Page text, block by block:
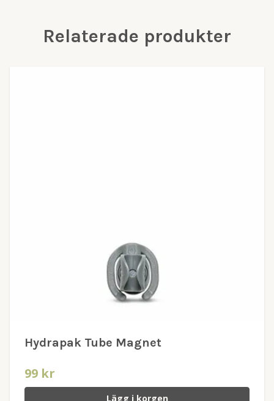
Relaterade produkter
Hydrapak Tube Magnet
99 kr
Lägg i korgen